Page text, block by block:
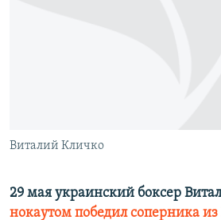
Все сайты РСЕ/РС
Виталий Кличко
29 мая украинский боксер
нокаутом победил соперника